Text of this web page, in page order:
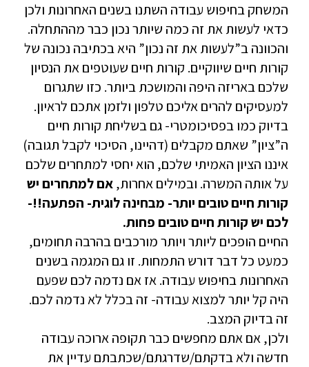
המשחק בחיפוש עבודה השתנו בשנים האחרונות ולכן
כדאי לעשות את זה כמה שיותר נכון כבר מההתחלה.
והכוונה ב”לעשות את זה נכון” היא בכתיבה נכונה של
קורות חיים שיווקיים. קורות חיים שעוטפים את הנסיון
שלכם באריזה היפה והמושכת ביותר. כזו שתגרום
למעסיקים להרים אליכם טלפון ולזמן אתכם לראיון.
בדיוק כמו בפסיכומטרי- גם בשליחת קורות חיים
ה”ציון” שאתם מקבלים (דהיינו, הסיכוי לקבל תגובה)
איננו הציון האמיתי שלכם, הוא יחסי למתחרים שלכם
על אותה המשרה. ובמילים אחרות,אם למתחרים יש
קורות חיים טובים יותר- מבחינה לוגית- הפתעה!!-
לכם יש קורות חיים טובים פחות.
החיים הופכים ליותר ויותר מורכבים בהרבה תחומים,
כמעט כל דבר דורש התמחות. זו גם המגמה בשנים
האחרונות בחיפוש עבודה. אז אם נדמה לכם שפעם
היה קל יותר למצוא עבודה- זה בכלל לא נדמה לכם.
זה בדיוק המצב.
ולכן, אם אתם מחפשים כבר תקופה ארוכה עבודה
חדשה ולא בדקתם/שדרגתם/שכתבתם עדיין את